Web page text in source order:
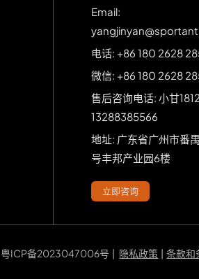
Email:
电话: +86 180 2628
微信: +86 180 2628
售后咨询电话: 小甘
13288385566
地址: 广东省广州市番
号丰邦产业园6楼
立即咨询
粤ICP备2023047006号 | 隐私政策 |条款和